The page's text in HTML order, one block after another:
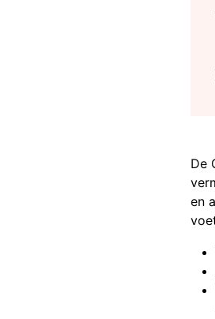
De
en